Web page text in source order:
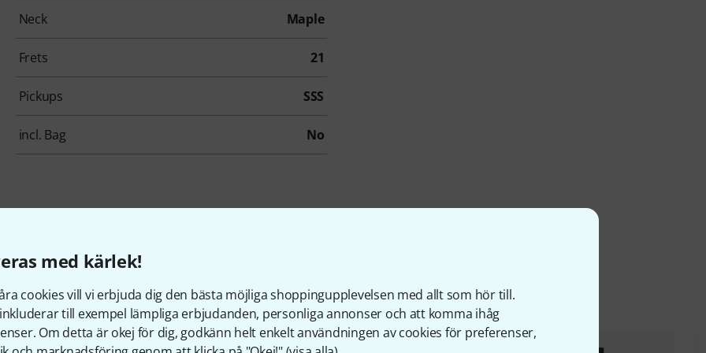
med kärlek!
cookies vill vi erbjuda dig den bästa möjliga shoppingupplevelsen med allt som hör till.
till exempel lämpliga erbjudanden, personliga annonser och att komma ihåg
Om detta är okej för dig, godkänn helt enkelt användningen av cookies för preferenser,
Neck Maple
Frets 21
Pickups SSS
incl. Bag No
& matchande produkter